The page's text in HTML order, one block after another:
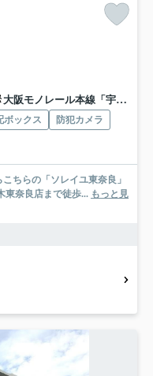
大阪モノレール本線「宇野辺」駅 徒歩18分
ボックス
防犯カメラ
ちらの「ソレイユ東奈良」
東奈良店まで徒歩... もっと見